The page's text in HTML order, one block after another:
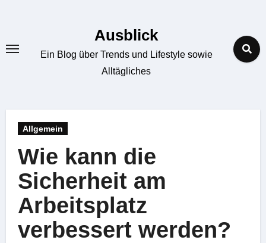
Ausblick
Ein Blog über Trends und Lifestyle sowie
Alltägliches
Allgemein
Wie kann die
Sicherheit am
Arbeitsplatz
verbessert werden?